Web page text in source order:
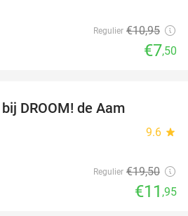
Regulier €10,95
€7,50
DROOM! de Aam
9.6 star
Regulier €19,50
€11 ,95